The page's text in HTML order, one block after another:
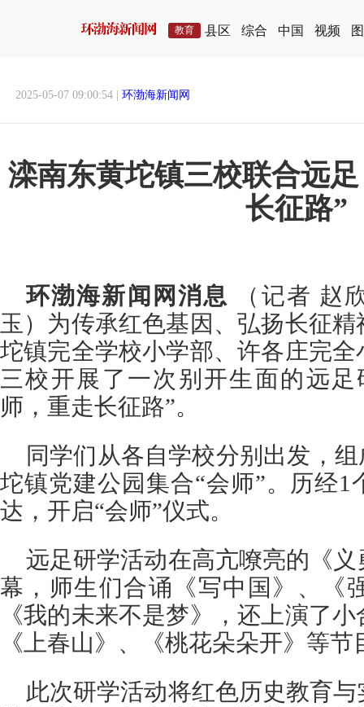
教育 县区 综合 中国 视频
2025-05-07 09:00:54 | 环渤海新闻网
滦南东黄坨镇三校联合远
长征路”
环渤海新闻网消息
（记者 赵
玉）为传承红色基因、弘扬长征
坨镇完全学校小学部、许各庄完
三校开展了一次别开生面的远
师，重走长征路”。
同学们从各自学校分别出发，
坨镇党建公园集合“会师”。历经1
达，开启“会师”仪式。
远足研学活动在高亢嘹亮的《
幕，师生们合诵《写中国》、《
《我的未来不是梦》，还上演了
《上春山》、《桃花朵朵开》等节
此次研学活动将红色历史教育